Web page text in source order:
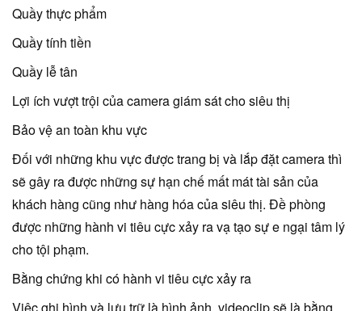
Quầy thực phẩm
Quầy tính tiền
Quầy lễ tân
Lợi ích vượt trội của camera giám sát cho siêu thị
Bảo vệ an toàn khu vực
Đối với những khu vực được trang bị và lắp đặt camera thì
sẽ gây ra được những sự hạn chế mất mát tài sản của
khách hàng cũng như hàng hóa của siêu thị. Đề phòng
được những hành vi tiêu cực xảy ra vạ tạo sự e ngại tâm lý
cho tội phạm.
Bằng chứng khi có hành vi tiêu cực xảy ra